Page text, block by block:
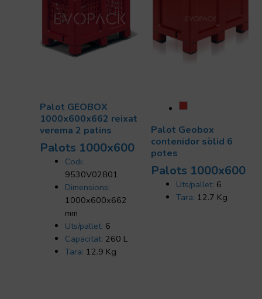
Palot GEOBOX
1000x600x662 reixat
verema 2 patins
Palots 1000x600
Codi:
9530V02801
Dimensions:
1000x600x662
mm
Uts/pallet: 6
Capacitat: 260 L
Tara: 12.9 Kg
Palot Geobox
contenidor sòlid 6
potes
Palots 1000x600
Uts/pallet: 6
Tara: 12.7 Kg